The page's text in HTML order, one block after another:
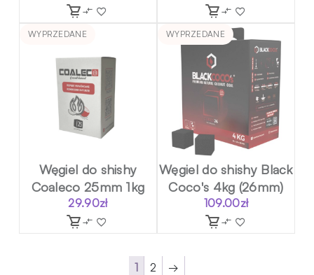
WYPRZEDANE
Węgiel do shishy
Coaleco 25mm 1kg
29.90zł
WYPRZEDANE
Węgiel do shishy Black
Coco's 4kg (26mm)
109.00zł
1 2 →